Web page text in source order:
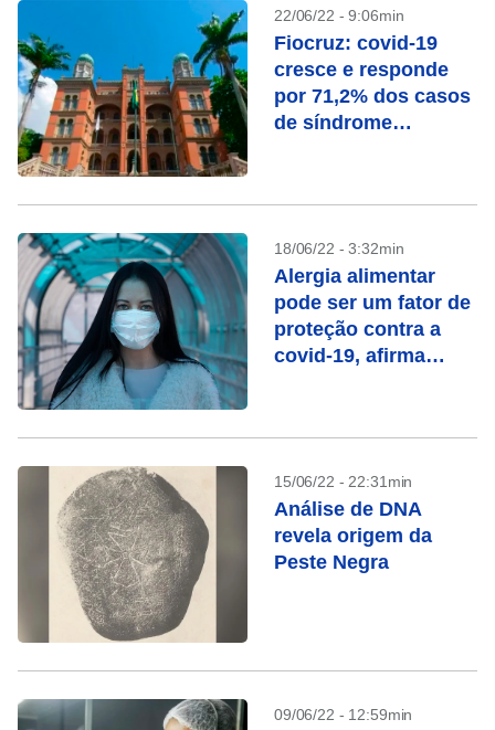
22/06/22 - 9:06min
Fiocruz: covid-19
cresce e responde
por 71,2% dos casos
de síndrome
18/06/22 - 3:32min
Alergia alimentar
pode ser um fator de
proteção contra a
covid-19, afirma
15/06/22 - 22:31min
Análise de DNA
revela origem da
Peste Negra
09/06/22 - 12:59min